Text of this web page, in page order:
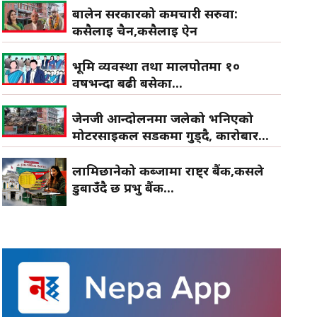
बालेन सरकारको कर्मचारी सरुवा:
कसैलाई चैन,कसैलाई ऐन
भूमि व्यवस्था तथा मालपोतमा १०
वर्षभन्दा बढी बसेका...
जेनजी आन्दोलनमा जलेको भनिएको
मोटरसाइकल सडकमा गुड्दै, कारोबार...
लामिछानेको कब्जामा राष्ट्र बैंक,कसले
डुबाउँदै छ प्रभु बैंक...